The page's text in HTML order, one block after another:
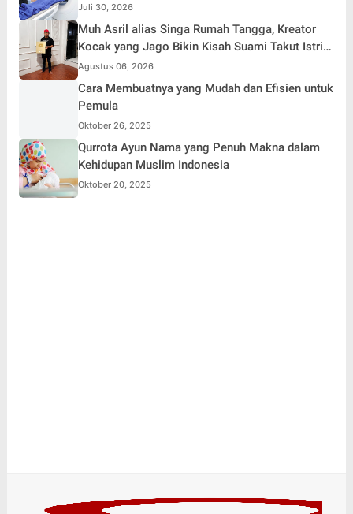
Juli 30, 2026
Muh Asril alias Singa Rumah Tangga, Kreator
Kocak yang Jago Bikin Kisah Suami Takut Istri
Jadi Hiburan
Agustus 06, 2026
Cara Membuatnya yang Mudah dan Efisien untuk
Pemula
Oktober 26, 2025
Qurrota Ayun Nama yang Penuh Makna dalam
Kehidupan Muslim Indonesia
Oktober 20, 2025